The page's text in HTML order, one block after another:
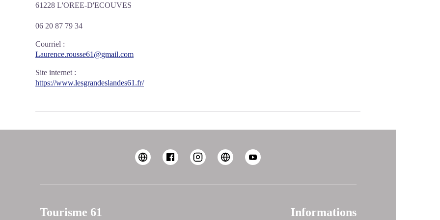
61228 L'OREE-D'ECOUVES
06 20 87 79 34
Courriel :
Laurence.rousse61@gmail.com
Site internet :
https://www.lesgrandeslandes61.fr/
Tourisme 61 Informations